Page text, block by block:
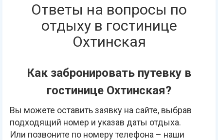
Ответы на вопросы по
отдыху в гостинице
Охтинская
Как забронировать путевку в
гостинице Охтинская?
Вы можете оставить заявку на сайте, выбрав
подходящий номер и указав даты отдыха.
Или позвоните по номеру телефона – наши